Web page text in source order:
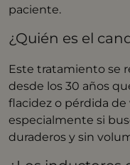
paciente.
¿Quién es el
Este tratamiento se
desde los 30 años
flacidez o pérdida de
especialmente si
duraderos y sin